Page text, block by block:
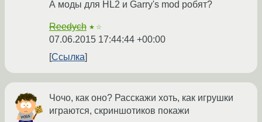
А моды для HL2 и Garry's mod робят?
Reedych ★☆
07.06.2015 17:44:44 +00:00
Ссылка
Чочо, как оно? Расскажи хоть, как игрушки
играются, скриншотиков покажи